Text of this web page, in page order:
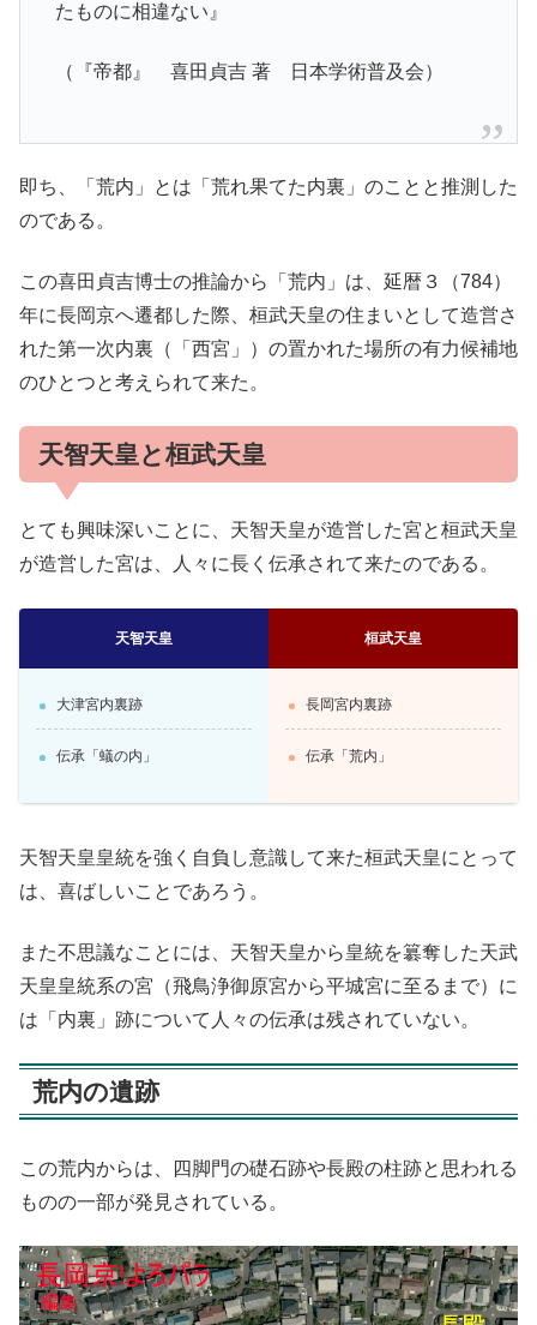
たものに相違ない』
（『帝都』 喜田貞吉 著 日本学術普及会）
即ち、「荒内」とは「荒れ果てた内裏」のことと推測した
のである。
この喜田貞吉博士の推論から「荒内」は、延暦３（784）
年に長岡京へ遷都した際、桓武天皇の住まいとして造営さ
れた第一次内裏（「西宮」）の置かれた場所の有力候補地
のひとつと考えられて来た。
天智天皇と桓武天皇
とても興味深いことに、天智天皇が造営した宮と桓武天皇
が造営した宮は、人々に長く伝承されて来たのである。
天智天皇
大津宮内裏跡
伝承「蟻の内」
桓武天皇
長岡宮内裏跡
伝承「荒内」
天智天皇皇統を強く自負し意識して来た桓武天皇にとって
は、喜ばしいことであろう。
また不思議なことには、天智天皇から皇統を簒奪した天武
天皇皇統系の宮（飛鳥浄御原宮から平城宮に至るまで）に
は「内裏」跡について人々の伝承は残されていない。
荒内の遺跡
この荒内からは、四脚門の礎石跡や長殿の柱跡と思われる
ものの一部が発見されている。